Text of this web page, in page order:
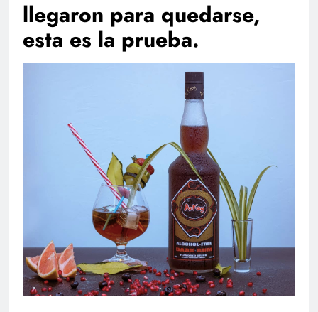
llegaron para quedarse,
esta es la prueba.